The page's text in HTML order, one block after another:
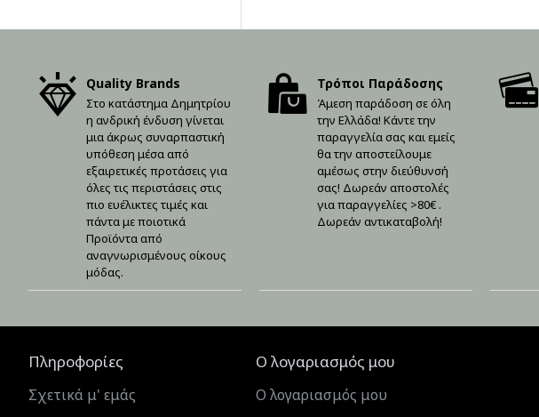
Quality Brands
Στο κατάστημα Δημητρίου
η ανδρική ένδυση γίνεται
μια άκρως συναρπαστική
υπόθεση μέσα από
εξαιρετικές προτάσεις για
όλες τις περιστάσεις στις
πιο ευέλικτες τιμές και
πάντα με ποιοτικά
Προϊόντα από
αναγνωρισμένους οίκους
μόδας.
Τρόποι Παράδοσης
Άμεση παράδοση σε όλη
την Ελλάδα! Κάντε την
παραγγελία σας και εμείς
θα την αποστείλουμε
αμέσως στην διεύθυνσή
σας! Δωρεάν αποστολές
για παραγγελίες >80€ .
Δωρεάν αντικαταβολή!
Πληροφορίες
Σχετικά μ' εμάς
Ο λογαριασμός μου
Ο λογαριασμός μου